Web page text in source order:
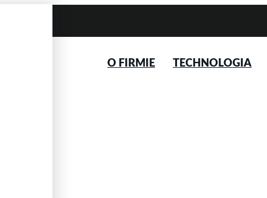
O FIRMIE TECHNOLOGIA